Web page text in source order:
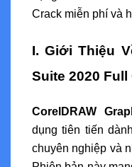
Crack miễn phí và
I. Giới Thiệu
Suite 2020 Full
CorelDRAW
dụng tiên tiến
chuyên nghiệp và